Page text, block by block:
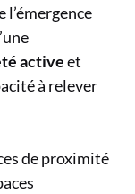
activeet
à relever
de proximité